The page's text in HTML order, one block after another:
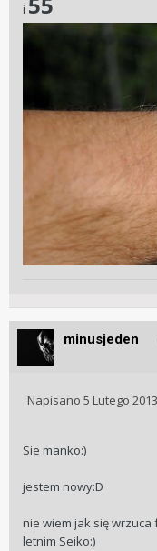
i
minusjeden
Napisano 5 Lutego 2013
Sie manko:)
jestem nowy:D
nie wiem jak się wrzuca
letnim Seiko:)